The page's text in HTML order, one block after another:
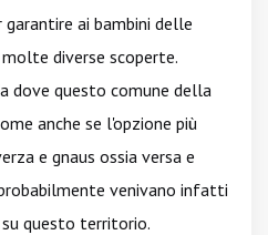
ai bambini delle
diverse scoperte.
dove questo comune della
anche se l'opzione più
e gnaus ossia versa e
venivano infatti
questo territorio.